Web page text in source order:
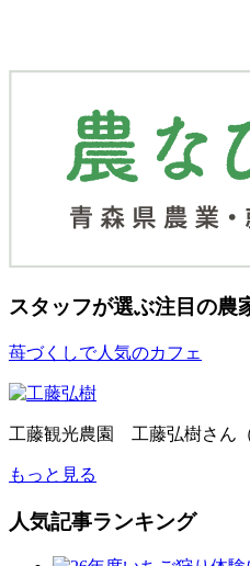
スタッフが選ぶ注目の農
苺づくしで人気のカフェ
工藤観光農園 工藤弘樹さん
もっと見る
人気記事ランキング